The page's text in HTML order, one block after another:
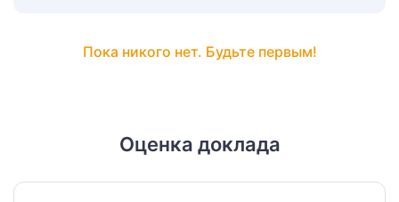
Пока никого нет. Будьте первым!
Оценка доклада